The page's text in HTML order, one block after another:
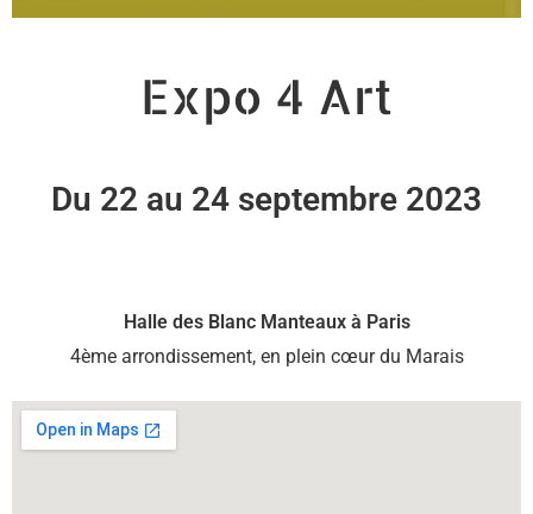
Expo 4 Art
Du 22 au 24 septembre 2023
Halle des Blanc Manteaux à Paris
4ème arrondissement, en plein cœur du Marais